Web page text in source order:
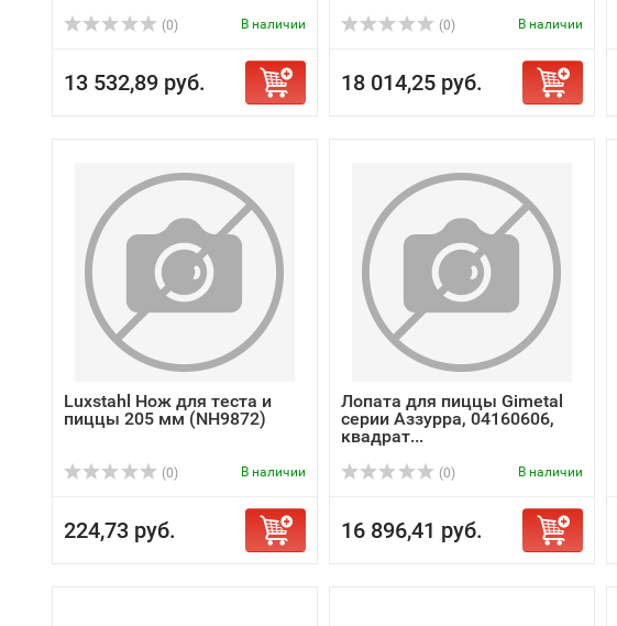
(0) В наличии
13 532,89 руб.
(0) В наличии
18 014,25 руб.
Luxstahl Нож для теста и
пиццы 205 мм (NH9872)
(0) В наличии
224,73 руб.
Лопата для пиццы Gimetal
серии Аззурра, 04160606,
квадрат...
(0) В наличии
16 896,41 руб.